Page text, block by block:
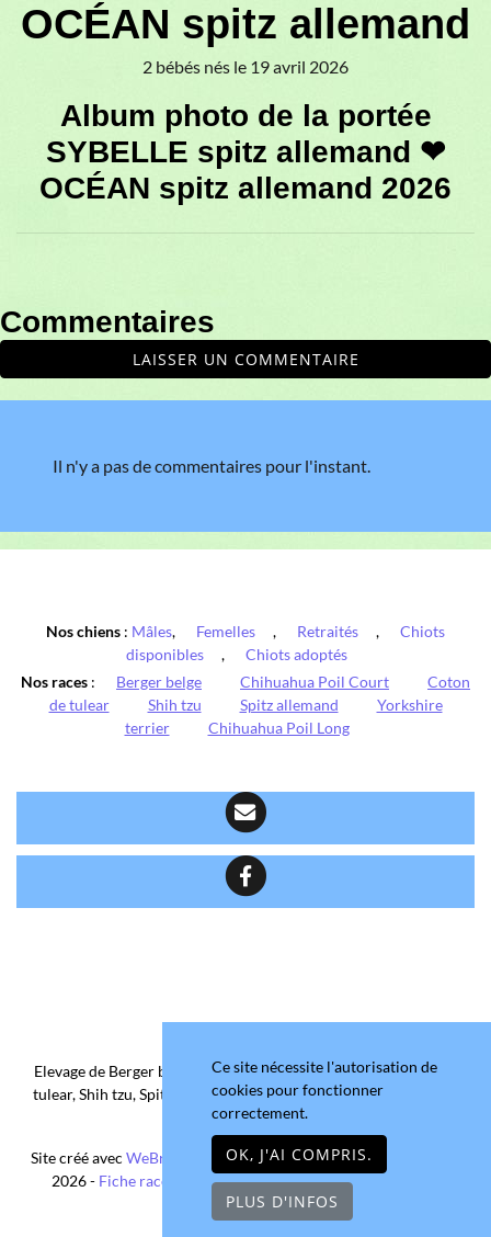
OCÉAN spitz allemand
2 bébés nés le 19 avril 2026
Album photo de la portée
SYBELLE spitz allemand ❤
OCÉAN spitz allemand 2026
Commentaires
LAISSER UN COMMENTAIRE
Il n'y a pas de commentaires pour l'instant.
Nos chiens : Mâles, Femelles , Retraités ,
Chiots
disponibles
,
Chiots adoptés
Nos races : Berger belge Chihuahua Poil Court
Coton
de tulear
Shih tzu Spitz allemand
Yorkshire
terrier
Chihuahua Poil Long
Elevage de Berger belge, Chihuahua Poil Court/Long, Coton de
tulear, Shih tzu, Spitz allemand et Yorkshire terrier depuis 2006
situé en Maine-et-Loire
Site créé avec WeBreed
- Copyright© Domaine de la Chantelaie
2026 - Fiche race Chihuahua Poil Long-Mentions légales
Ce site nécessite l'autorisation de
cookies pour fonctionner
correctement.
OK, J'AI COMPRIS.
PLUS D'INFOS